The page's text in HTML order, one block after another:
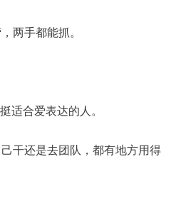
两手都能抓。
合爱表达的人。
干还是去团队，都有地方用得